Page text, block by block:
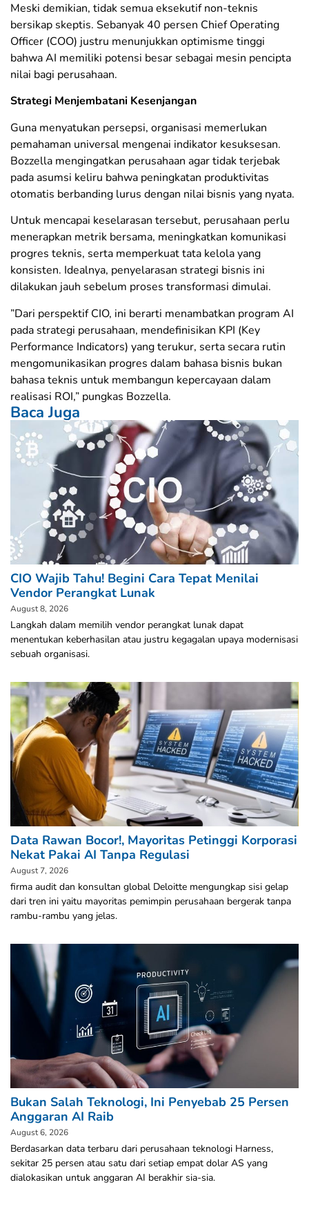
​Meski demikian, tidak semua eksekutif non-teknis
bersikap skeptis. Sebanyak 40 persen Chief Operating
Officer (COO) justru menunjukkan optimisme tinggi
bahwa AI memiliki potensi besar sebagai mesin pencipta
nilai bagi perusahaan.
​Strategi Menjembatani Kesenjangan
​Guna menyatukan persepsi, organisasi memerlukan
pemahaman universal mengenai indikator kesuksesan.
Bozzella mengingatkan perusahaan agar tidak terjebak
pada asumsi keliru bahwa peningkatan produktivitas
otomatis berbanding lurus dengan nilai bisnis yang nyata.
​Untuk mencapai keselarasan tersebut, perusahaan perlu
menerapkan metrik bersama, meningkatkan komunikasi
progres teknis, serta memperkuat tata kelola yang
konsisten. Idealnya, penyelarasan strategi bisnis ini
dilakukan jauh sebelum proses transformasi dimulai.
​”Dari perspektif CIO, ini berarti menambatkan program AI
pada strategi perusahaan, mendefinisikan KPI (Key
Performance Indicators) yang terukur, serta secara rutin
mengomunikasikan progres dalam bahasa bisnis bukan
bahasa teknis untuk membangun kepercayaan dalam
realisasi ROI,” pungkas Bozzella.
Baca Juga
CIO Wajib Tahu! Begini Cara Tepat Menilai
Vendor Perangkat Lunak
August 8, 2026
Langkah dalam memilih vendor perangkat lunak dapat
menentukan keberhasilan atau justru kegagalan upaya modernisasi
sebuah organisasi.
Data Rawan Bocor!, Mayoritas Petinggi Korporasi
Nekat Pakai AI Tanpa Regulasi
August 7, 2026
firma audit dan konsultan global Deloitte mengungkap sisi gelap
dari tren ini yaitu mayoritas pemimpin perusahaan bergerak tanpa
rambu-rambu yang jelas.
Bukan Salah Teknologi, Ini Penyebab 25 Persen
Anggaran AI Raib
August 6, 2026
Berdasarkan data terbaru dari perusahaan teknologi Harness,
sekitar 25 persen atau satu dari setiap empat dolar AS yang
dialokasikan untuk anggaran AI berakhir sia-sia.